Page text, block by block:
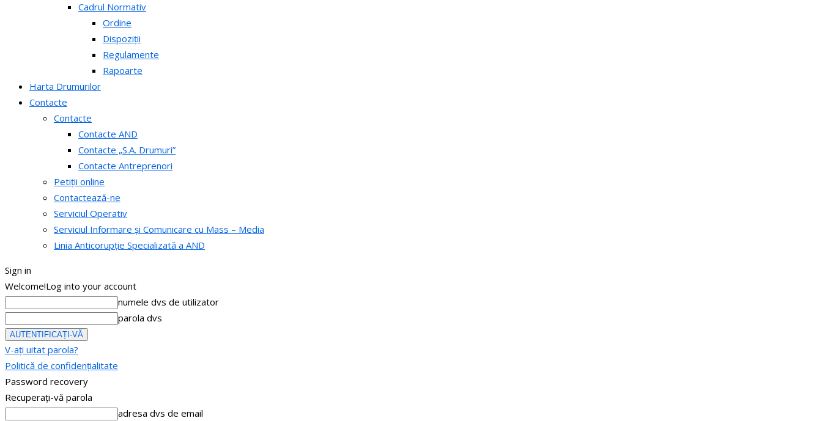
Cadrul Normativ
Ordine
Dispoziții
Regulamente
Rapoarte
Harta Drumurilor
Contacte
Contacte
Contacte AND
Contacte „S.A. Drumuri”
Contacte Antreprenori
Petiții online
Contactează-ne
Serviciul Operativ
Serviciul Informare și Comunicare cu Mass – Media
Linia Anticorupție Specializată a AND
Sign in
Welcome!Log into your account
numele dvs de utilizator
parola dvs
V-ați uitat parola?
Politică de confidențialitate
Password recovery
Recuperați-vă parola
adresa dvs de email